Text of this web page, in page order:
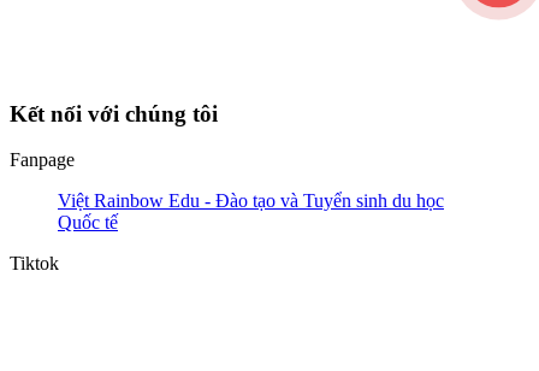
Kết nối với chúng tôi
Fanpage
Việt Rainbow Edu - Đào tạo và Tuyển sinh du học
Quốc tế
Tiktok